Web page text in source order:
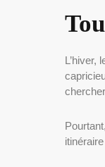
L’hiver,